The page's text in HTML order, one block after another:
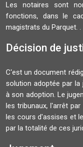
Les notaires sont
fonctions, dans le
magistrats du Parquet. .
Décision de
C'est un document
solution adoptée par
à son adoption. Le
les tribunaux, l'arrêt
les cours d'assises et
par la totalité de ces